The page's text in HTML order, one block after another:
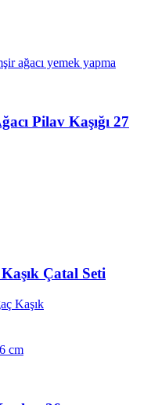
Pilav Kaşığı 27
Çatal Seti
Kaşık